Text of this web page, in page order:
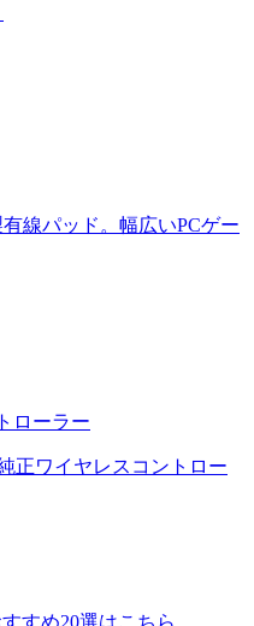
線パッド。幅広いPCゲー
ローラー
正ワイヤレスコントロー